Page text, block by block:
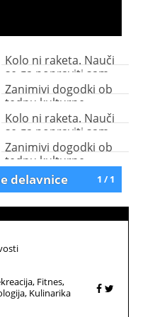
Kolo ni raketa. Nauči
se ga popraviti sam.
Zanimivi dogodki ob
tednu kulturne
dediščine
Kolo ni raketa. Nauči
se ga popraviti sam.
Zanimivi dogodki ob
tednu kulturne
dediščine
1 / 1
delavnice
Fitnes
Kulinarika